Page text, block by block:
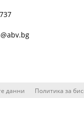
данни Политика за